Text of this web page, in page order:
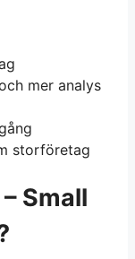
mer analys
storföretag
Small